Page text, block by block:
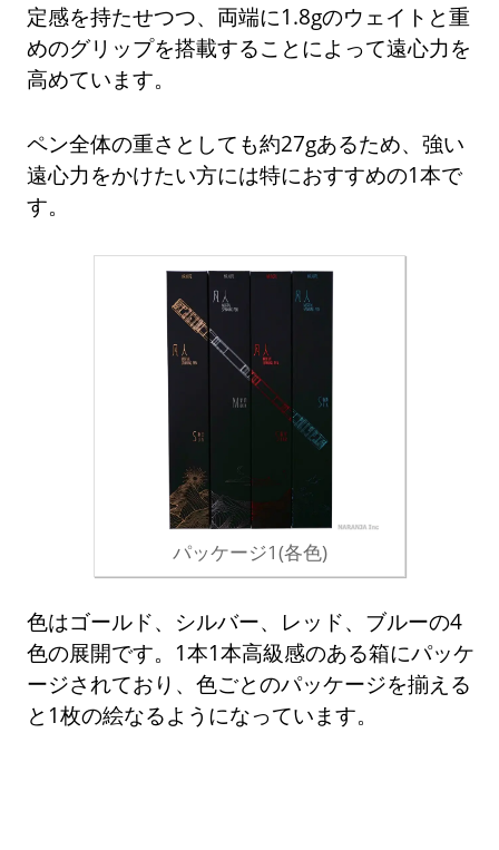
定感を持たせつつ、両端に1.8gのウェイトと重
めのグリップを搭載することによって遠心力を
高めています。
ペン全体の重さとしても約27gあるため、強い
遠心力をかけたい方には特におすすめの1本で
す。
パッケージ1(各色)
色はゴールド、シルバー、レッド、ブルーの4
色の展開です。1本1本高級感のある箱にパッケ
ージされており、色ごとのパッケージを揃える
と1枚の絵なるようになっています。